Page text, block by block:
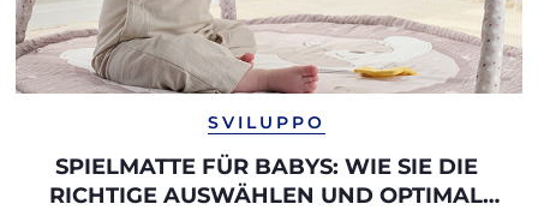
SVILUPPO
SPIELMATTE FÜR BABYS: WIE SIE DIE
RICHTIGE AUSWÄHLEN UND OPTIMAL